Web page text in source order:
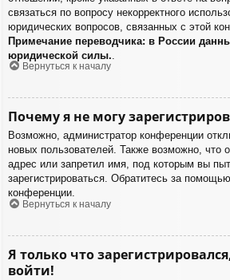
связаться по вопросу некорректного
юридических вопросов, связанных с этой
Примечание переводчика: в России
юридической силы.
Вернуться к началу
Почему я не могу
Возможно, администратор конференции
новых пользователей. Также возможно, что
адрес или запретил имя, под которым вы
зарегистрироваться. Обратитесь за
конференции.
Вернуться к началу
Я только что
войти!